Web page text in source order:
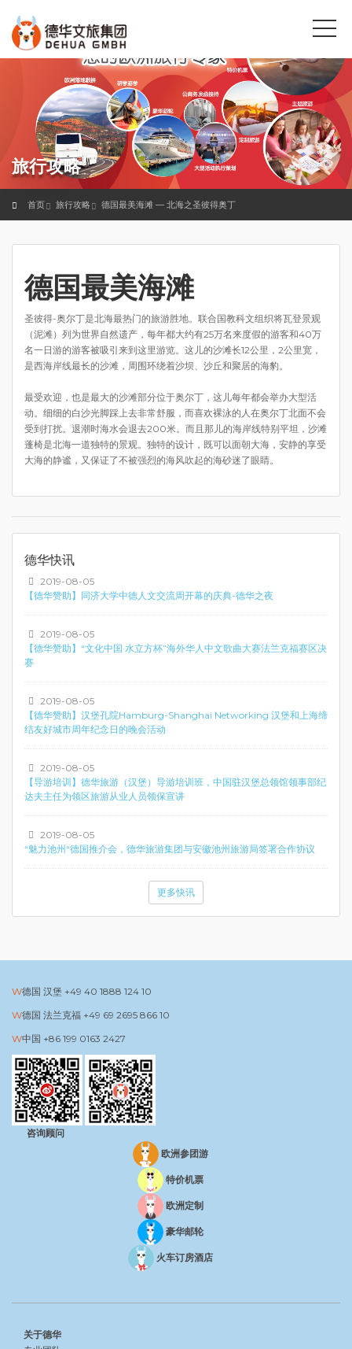
旅行攻略
首页 旅行攻略 德国最美海滩 — 北海之圣彼得奥丁
德国最美海滩
圣彼得-奥尔丁是北海最热门的旅游胜地。联合国教科文组织将瓦登景观
（泥滩）列为世界自然遗产，每年都大约有25万名来度假的游客和40万
名一日游的游客被吸引来到这里游览。这儿的沙滩长12公里，2公里宽，
是西海岸线最长的沙滩，周围环绕着沙坝、沙丘和聚居的海豹。
最受欢迎，也是最大的沙滩部分位于奥尔丁，这儿每年都会举办大型活
动。细细的白沙光脚踩上去非常舒服，而喜欢裸泳的人在奥尔丁北面不会
受到打扰。退潮时海水会退去200米。而且那儿的海岸线特别平坦，沙滩
蓬椅是北海一道独特的景观。独特的设计，既可以面朝大海，安静的享受
大海的静谧，又保证了不被强烈的海风吹起的海砂迷了眼睛。
德华快讯
2019-08-05
【德华赞助】同济大学中德人文交流周开幕的庆典-德华之夜
2019-08-05
【德华赞助】“文化中国·水立方杯”海外华人中文歌曲大赛法兰克福赛区决
赛
2019-08-05
【德华赞助】汉堡孔院Hamburg-Shanghai Networking 汉堡和上海缔
结友好城市周年纪念日的晚会活动
2019-08-05
【导游培训】德华旅游（汉堡）导游培训班，中国驻汉堡总领馆领事部纪
达夫主任为领区旅游从业人员领保宣讲
2019-08-05
“魅力池州“德国推介会，德华旅游集团与安徽池州旅游局签署合作协议
更多快讯
德国 汉堡 +49 40 1888 124 10
德国 法兰克福 +49 69 2695 866 10
中国 +86 199 0163 2427
咨询顾问
欧洲参团游
特价机票
欧洲定制
豪华邮轮
火车订房酒店
关于德华